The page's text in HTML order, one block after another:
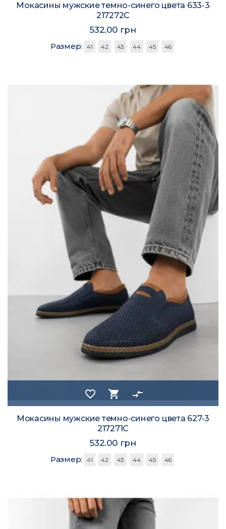
Мокасины мужские темно-синего цвета 633-3
217272C
532.00 грн
Размер: 41 42 43 44 45 46
favorite_border shopping_cart compare_arrows
Мокасины мужские темно-синего цвета 627-3
217271C
532.00 грн
Размер: 41 42 43 44 45 46